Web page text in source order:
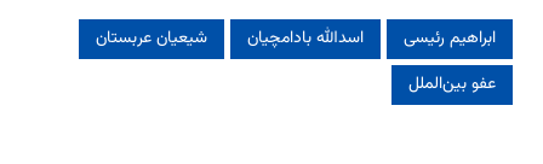
ابراهیم رئیسی اسدالله بادامچیان
شیعیان عربستان
عفو بین‌الملل